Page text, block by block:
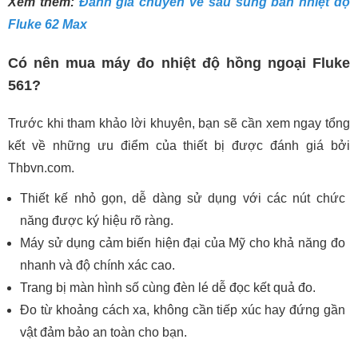
Fluke 62 Max
Có nên mua máy đo nhiệt độ hồng ngoại Fluke
561?
Trước khi tham khảo lời khuyên, bạn sẽ cần xem ngay tổng
kết về những ưu điểm của thiết bị được đánh giá bởi
Thbvn.com.
Thiết kế nhỏ gọn, dễ dàng sử dụng với các nút chức
năng được ký hiệu rõ ràng.
Máy sử dụng cảm biến hiện đại của Mỹ cho khả năng đo
nhanh và độ chính xác cao.
Trang bị màn hình số cùng đèn lé dễ đọc kết quả đo.
Đo từ khoảng cách xa, không cần tiếp xúc hay đứng gần
vật đảm bảo an toàn cho bạn.